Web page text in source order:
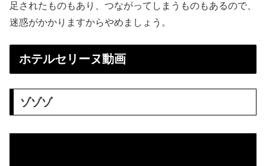
足されたものもあり、つながってしまうものもあるので、
迷惑がかかりますからやめましょう。
ホテルセリーヌ動画
ゾゾゾ